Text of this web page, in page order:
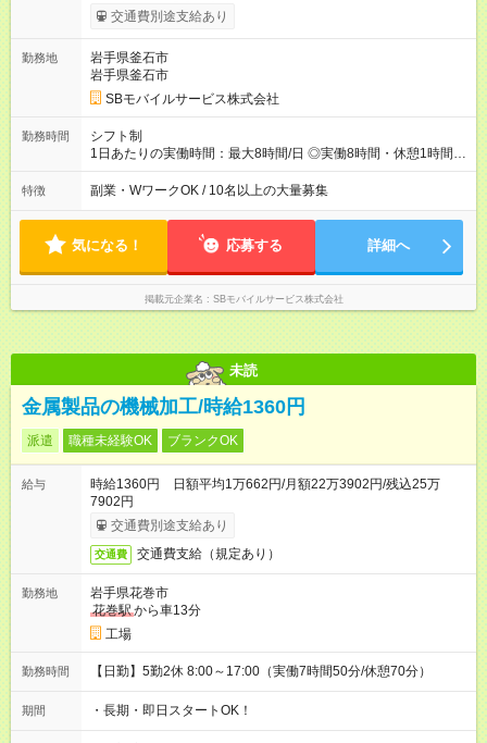
交通費別途支給あり
勤務地
岩手県釜石市
岩手県釜石市
SBモバイルサービス株式会社
勤務時間
シフト制
1日あたりの実働時間：最大8時間/日 ◎実働8時間・休憩1時間 ◎
残業は月平均5時間程度です
特徴 副業・WワークOK / 10名以上の大量募集
気になる！ 応募する 詳細へ
掲載元企業名 SBモバイルサービス株式会社
未読
金属製品の機械加工/時給1360円
派遣 職種未経験OK ブランクOK
給与
時給1360円 日額平均1万662円/月額22万3902円/残込25万
7902円
交通費別途支給あり
交通費 交通費支給（規定あり）
勤務地
岩手県花巻市
花巻駅から車13分
工場
勤務時間 【日勤】5勤2休 8:00～17:00（実働7時間50分/休憩70分）
期間 ・長期・即日スタートOK！